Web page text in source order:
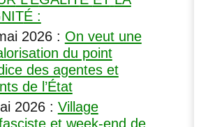
É :
2026: On veut une
du point
des agentes et
de l’État
2026: Village
et week-end de